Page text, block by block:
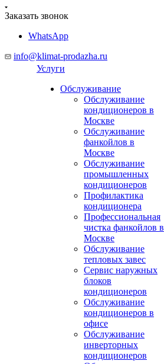
Заказать звонок
WhatsApp
info@klimat-prodazha.ru
Услуги
Обслуживание
Обслуживание
кондиционеров в
Москве
Обслуживание
фанкойлов в
Москве
Обслуживание
промышленных
кондиционеров
Профилактика
кондиционера
Профессиональная
чистка фанкойлов в
Москве
Обслуживание
тепловых завес
Сервис наружных
блоков
кондиционеров
Обслуживание
кондиционеров в
офисе
Обслуживание
инверторных
кондиционеров